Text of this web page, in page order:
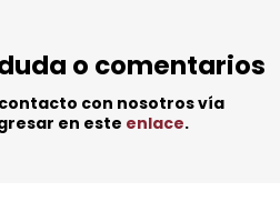
o comentarios
con nosotros vía
en este enlace.